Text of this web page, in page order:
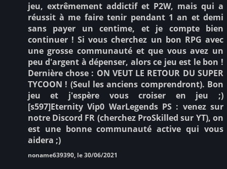
jeu, extrêmement addictif et P2W, mais qui a
réussit à me faire tenir pendant 1 an et demi
sans payer un centime, et je compte bien
continuer ! Si vous cherchez un bon RPG avec
une grosse communauté et que vous avez un
peu d'argent à dépenser, alors ce jeu est le bon !
Dernière chose : ON VEUT LE RETOUR DU SUPER
TYCOON ! (Seul les anciens comprendront). Bon
jeu et j'espère vous croiser en jeu ;)
[s597]Eternity Vip0 WarLegends PS : venez sur
notre Discord FR (cherchez ProSkilled sur YT), on
est une bonne communauté active qui vous
aidera ;)
noname639390, le 30/06/2021